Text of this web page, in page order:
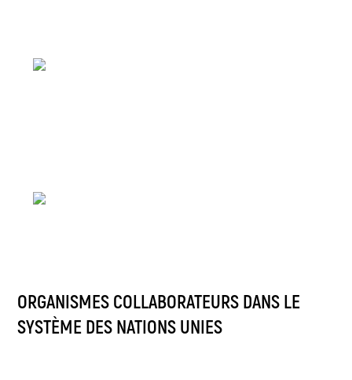
ORGANISMES COLLABORATEURS DANS LE
SYSTÈME DES NATIONS UNIES